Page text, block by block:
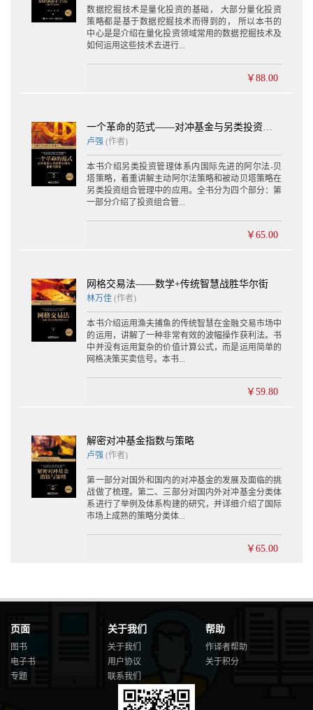
............................................................................................ 42
2.3.1 生存偏
差
2.3.2 瞬时历史偏
差......................................................................................................
............................................................................................................
2.4.1 跟踪误
差
第3 章 统计分析 ..............................................................................
........................................................................................................
3.1.2 直方
图
3.2 概率分布
............................................................................................................
3.2.1 总体与样
.................................................................................................... 56
3.4 累计分布函数
.................................................................................................... 57
3.5 正态分布
............................................................................................................
3.6.1 检
60
图
61
3.7 分布矩
数据挖掘技术是量化投资的基础， 大部分量化投资
策略都是基于数据挖掘技术而得到的， 所以本书的
中心是是介绍在量化投资领域常用的数据挖掘技术及
如何运用这些技术去进行...
￥88.00
一个革命的范式——对冲基金与另类投资组合策略与理论
卢强(作者)
本书介绍另类投资管理体系内国际先进的阿尔法-贝
塔策略，着重讲解主动阿尔法策略和被动贝塔策略在
另类投资组合管理中的应用。全书分为四个部分：第
一部分介绍了投资组合管...
￥65.00
网格交易法——数学+传统智慧战胜华尔街
林万佳(作者)
本书介绍运用渔夫捕鱼的传统智慧在金融交易市场中
的运用，讲解了一种非常有效的波幅操作获利法。书
中并没有运用复杂的价值计算公式，而是运用简单的
网格决策买卖信号。本书...
￥59.80
解密对冲基金指数与策略
卢强(作者)
第一部分对国外和国内的对冲基金的发展及面临的挑
战做了梳理。第二、三部分对国内外对冲基金分类体
系进行了举例及体系构建的研究，并详细介绍了国际
市场上成熟的策略分类体...
￥65.00
页面
图书
电子书
专题
关于我们
关于我们
用户协议
联系我们
帮助
作译者帮助
关于积分